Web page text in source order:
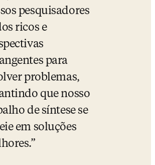
pesquisadores
ricos e
para
problemas,
que nosso
de síntese se
em soluções